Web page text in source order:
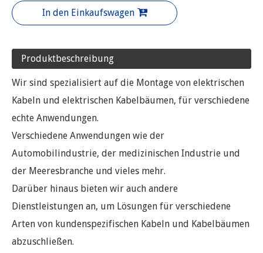
In den Einkaufswagen
Produktbeschreibung
Wir sind spezialisiert auf die Montage von elektrischen
Kabeln und elektrischen Kabelbäumen, für verschiedene
echte Anwendungen.
Verschiedene Anwendungen wie der
Automobilindustrie, der medizinischen Industrie und
der Meeresbranche und vieles mehr.
Darüber hinaus bieten wir auch andere
Dienstleistungen an, um Lösungen für verschiedene
Arten von kundenspezifischen Kabeln und Kabelbäumen
abzuschließen.